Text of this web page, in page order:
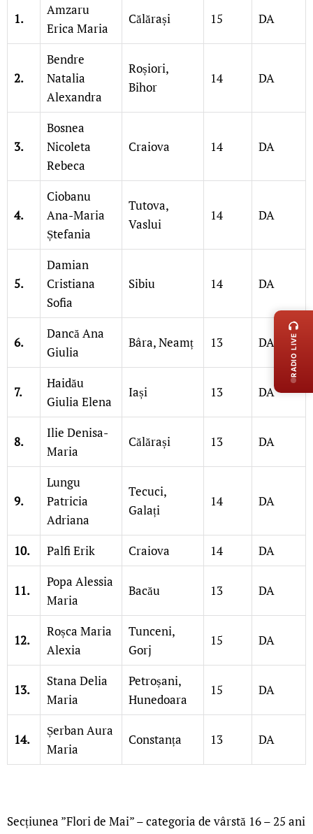
1.
Amzaru
Erica Maria
Călărași 15 DA
2.
Bendre
Natalia
Alexandra
Roșiori,
Bihor
14 DA
3.
Bosnea
Nicoleta
Rebeca
Craiova 14 DA
4.
Ciobanu
Ana-Maria
Ștefania
Tutova,
Vaslui
14 DA
5.
Damian
Cristiana
Sofia
Sibiu 14 DA
6.
Dancă Ana
Giulia
Bâra, Neamț 13 DA
7.
Haidău
Giulia Elena
Iași 13 DA
8.
Ilie Denisa-
Maria
Călărași 13 DA
9.
Lungu
Patricia
Adriana
Tecuci,
Galați
14 DA
10. Palfi Erik Craiova 14 DA
11.
Popa Alessia
Maria
Bacău 13 DA
12.
Roșca Maria
Alexia
Tunceni,
Gorj
15 DA
13.
Stana Delia
Maria
Petroșani,
Hunedoara
15 DA
14.
Șerban Aura
Maria
Constanța 13 DA
Secțiunea ”Flori de Mai” – categoria de vârstă 16 – 25 ani
RADIO LIVE